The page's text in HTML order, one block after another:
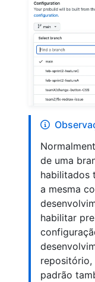
de uma
habilitados
a mesma
habilitar
repositório,
padrão